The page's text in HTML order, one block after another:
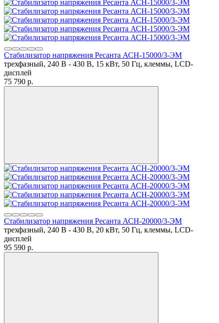
Стабилизатор напряжения Ресанта АСН-15000/3-ЭМ
трехфазный, 240 В - 430 В, 15 кВт, 50 Гц, клеммы, LCD-
дисплей
75 790 p.
Стабилизатор напряжения Ресанта АСН-20000/3-ЭМ
трехфазный, 240 В - 430 В, 20 кВт, 50 Гц, клеммы, LCD-
дисплей
95 590 p.